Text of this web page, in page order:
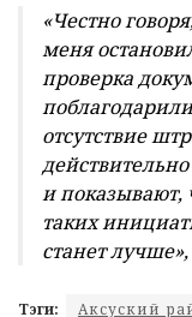
«Честно
меня
проверка
отсутствие
и показывают,
таких
станет
Тэги: Аксуский